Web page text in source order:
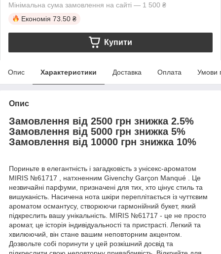
Мінімальна сума замовлення на сайті — 1 500 ₴
Економія 73.50 ₴
Купити
Опис Характеристики Доставка Оплата Умови
Опис
Замовлення від 2500 грн знижка 2.5%
Замовлення від 5000 грн знижка 5%
Замовлення від 10000 грн знижка 10%
Пориньте в елегантність і загадковість з унісекс-ароматом
MIRIS №61717 , натхненним Givenchy Garçon Manqué . Це
незвичайні парфуми, призначені для тих, хто цінує стиль та
вишуканість. Насичена нота шкіри переплітається із чуттєвим
ароматом османтусу, створюючи гармонійний букет, який
підкреслить вашу унікальність. MIRIS №61717 - це не просто
аромат, це історія індивідуальності та пристрасті. Легкий та
хвилюючий, він стане вашим неповторним акцентом.
Дозвольте собі поринути у цей розкішний досвід та